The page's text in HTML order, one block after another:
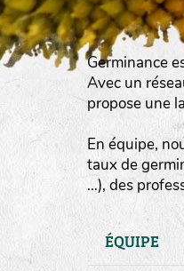
Germinance
Avec un
propose une
En équipe,
taux de
…), des
ÉQUIPE